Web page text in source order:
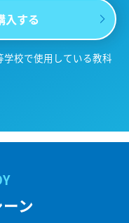
入する
校で使用している教科
ン